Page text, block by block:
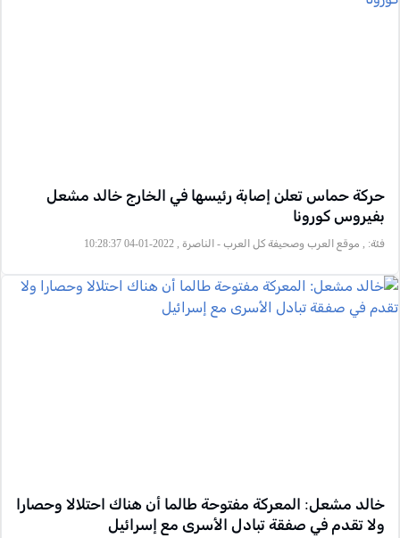
حركة حماس تعلن إصابة رئيسها في الخارج خالد مشعل
بفيروس كورونا
فئة: , موقع العرب وصحيفة كل العرب - الناصرة , 2022-01-04 10:28:37
خالد مشعل: المعركة مفتوحة طالما أن هناك احتلالا وحصارا
ولا تقدم في صفقة تبادل الأسرى مع إسرائيل